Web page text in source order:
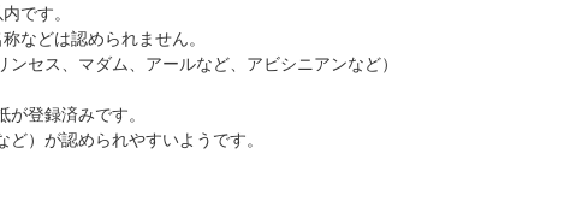
です。
などは認められません。
セス、マダム、アールなど、アビシニアンなど）
登録済みです。
）が認められやすいようです。